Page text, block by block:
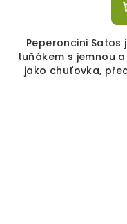
Peperoncini
tuňákem s jemnou
jako chuťovka,